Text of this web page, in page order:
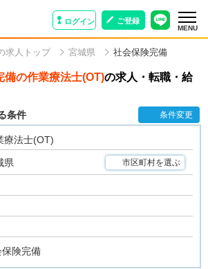
ログイン ご登録
MENU
求人トップ 宮城県 社会保険完備
備の作業療法士(OT)の求人・転職・給
条件 条件変更
療法士(OT)
県 市区町村を選ぶ
保険完備